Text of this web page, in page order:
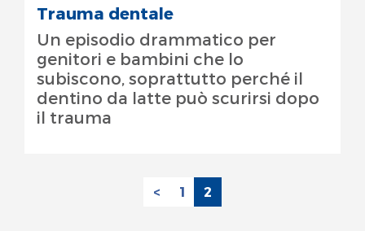
Trauma dentale
Un episodio drammatico per
genitori e bambini che lo
subiscono, soprattutto perché il
dentino da latte può scurirsi dopo
il trauma
< 1 2